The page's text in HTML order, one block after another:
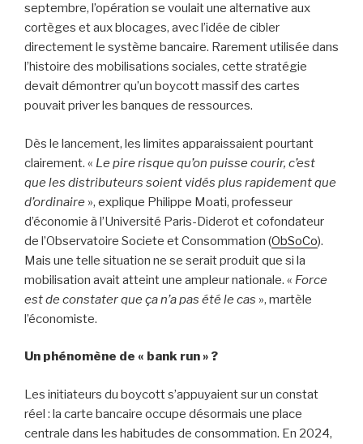
septembre, l’opération se voulait une alternative aux
cortèges et aux blocages, avec l’idée de cibler
directement le système bancaire. Rarement utilisée dans
l’histoire des mobilisations sociales, cette stratégie
devait démontrer qu’un boycott massif des cartes
pouvait priver les banques de ressources.
Dès le lancement, les limites apparaissaient pourtant
clairement. « Le pire risque qu’on puisse courir, c’est
que les distributeurs soient vidés plus rapidement que
d’ordinaire », explique Philippe Moati, professeur
d’économie à l’Université Paris-Diderot et cofondateur
de l’Observatoire Societe et Consommation (ObSoCo).
Mais une telle situation ne se serait produit que si la
mobilisation avait atteint une ampleur nationale. « Force
est de constater que ça n’a pas été le cas », martèle
l’économiste.
Un phénomène de « bank run » ?
Les initiateurs du boycott s’appuyaient sur un constat
réel : la carte bancaire occupe désormais une place
centrale dans les habitudes de consommation. En 2024,